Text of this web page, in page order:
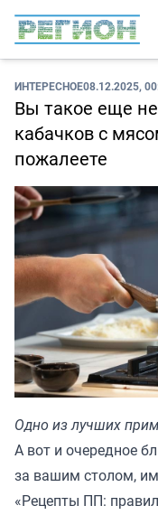
ИНТЕРЕСНОЕ08.12.2025,
Вы такое еще
кабачков с
пожалеете
Одно из лучших
А вот и очередное
за вашим столом,
«Рецепты ПП: